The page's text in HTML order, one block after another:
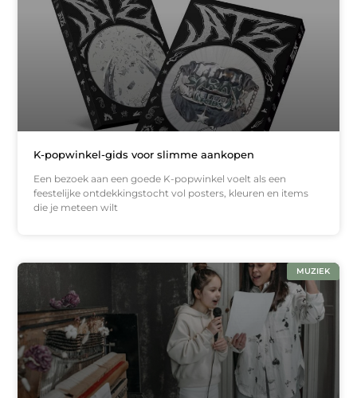
K-popwinkel-gids voor slimme aankopen
Een bezoek aan een goede K-popwinkel voelt als een
feestelijke ontdekkingstocht vol posters, kleuren en items
die je meteen wilt
MUZIEK